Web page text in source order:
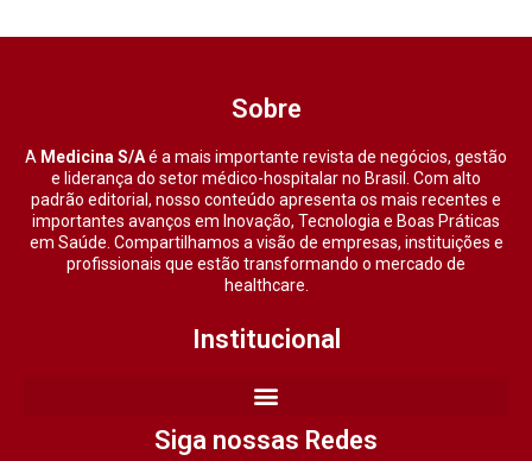
Sobre
A Medicina S/Aé a mais importante revista de negócios, gestão
e liderança do setor médico-hospitalar no Brasil. Com alto
padrão editorial, nosso conteúdo apresenta os mais recentes e
importantes avanços em Inovação, Tecnologia e Boas Práticas
em Saúde. Compartilhamos a visão de empresas, instituições e
profissionais que estão transformando o mercado de
healthcare.
Institucional
Siga nossas Redes